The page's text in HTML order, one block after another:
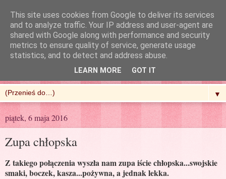
R'n'G Kitchen
▼
piątek, 6 maja 2016
Zupa chłopska
Z takiego połączenia wyszła nam zupa iście chłopska...swojskie
smaki, boczek, kasza...pożywna, a jednak lekka.
This site uses cookies from Google to deliver its services
and to analyze traffic. Your IP address and user-agent are
shared with Google along with performance and security
metrics to ensure quality of service, generate usage
statistics, and to detect and address abuse.
LEARN MORE GOT IT